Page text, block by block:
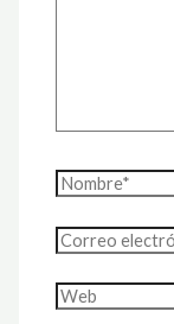
Nombre*
Correo
electrónico*
Web